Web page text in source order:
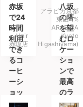
ヒー
専門
店
りチ
ルア
ウト
赤坂
で24
時間
利用
でき
るコ
ーヒ
ーシ
ョッ
プ
Unir
赤坂店
八坂
の塔
を望
むロ
ケー
ショ
ンで
最高
のラ
テを
アラビカ京都
東山 (%
ARABICA
Kyoto
Higashiyama)